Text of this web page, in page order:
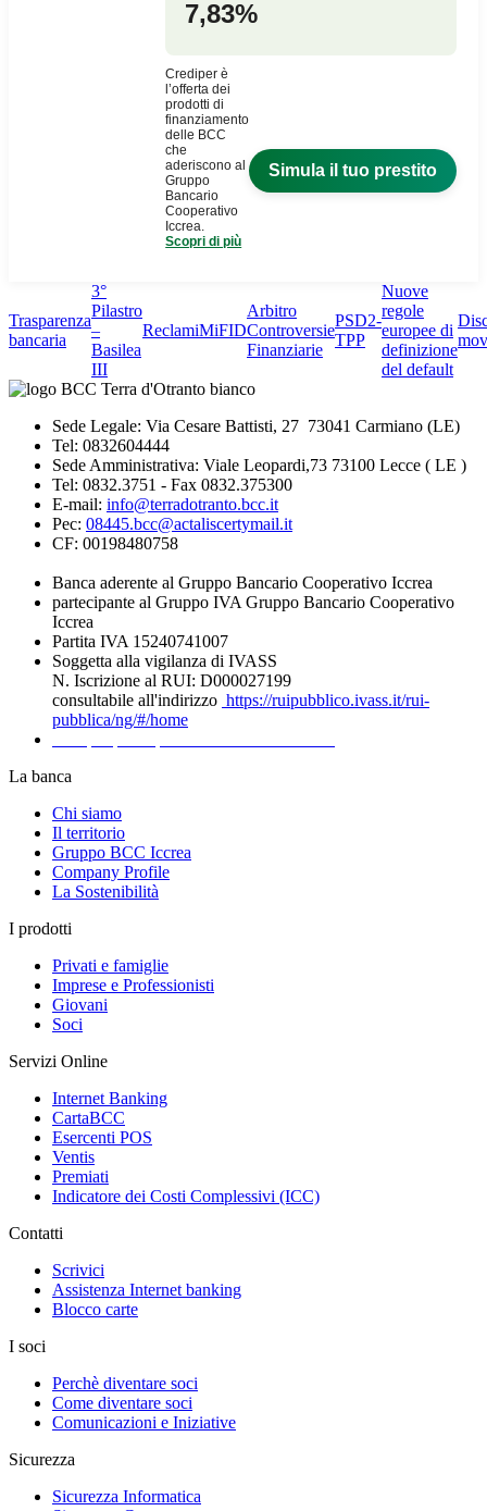
Trasparenza
bancaria
3°
Pilastro
–
Basilea
III
ReclamiMiFID
Arbitro
Controversie
Finanziarie
PSD2-
TPP
Nuove
regole
europee di
definizione
del default
Sede Legale: Via Cesare Battisti, 27 73041 Carmiano (LE)
Tel: 0832604444
Sede Amministrativa: Viale Leopardi,73 73100 Lecce ( LE )
Tel: 0832.3751 - Fax 0832.375300
E-mail: info@terradotranto.bcc.it
Pec: 08445.bcc@actaliscertymail.it
CF: 00198480758
Banca aderente al Gruppo Bancario Cooperativo Iccrea
partecipante al Gruppo IVA Gruppo Bancario Cooperativo
Iccrea
Partita IVA 15240741007
Soggetta alla vigilanza di IVASS
N. Iscrizione al RUI: D000027199
consultabile all'indirizzo https://ruipubblico.ivass.it/rui-
pubblica/ng/#/home
La banca
Chi siamo
Il territorio
Gruppo BCC Iccrea
Company Profile
La Sostenibilità
I prodotti
Privati e famiglie
Imprese e Professionisti
Giovani
Soci
Servizi Online
Internet Banking
CartaBCC
Esercenti POS
Ventis
Premiati
Indicatore dei Costi Complessivi (ICC)
Contatti
Scrivici
Assistenza Internet banking
Blocco carte
I soci
Perchè diventare soci
Come diventare soci
Comunicazioni e Iniziative
Sicurezza
Sicurezza Informatica